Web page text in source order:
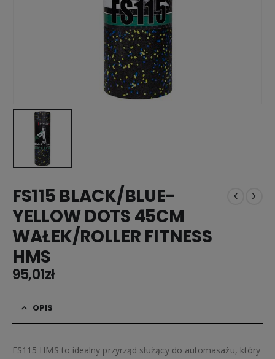
FS115 BLACK/BLUE-
YELLOW DOTS 45CM
WAŁEK/ROLLER FITNESS
HMS
95,01zł
OPIS
FS115 HMS to idealny przyrząd służący do automasażu, który